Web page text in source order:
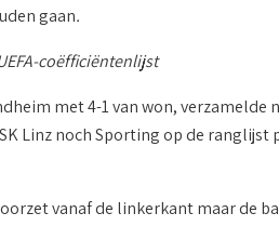
gaan.
coëfficiëntenlijst
met 4-1 van won, verzamelde
Linz noch Sporting op de ranglijst
vanaf de linkerkant maar de